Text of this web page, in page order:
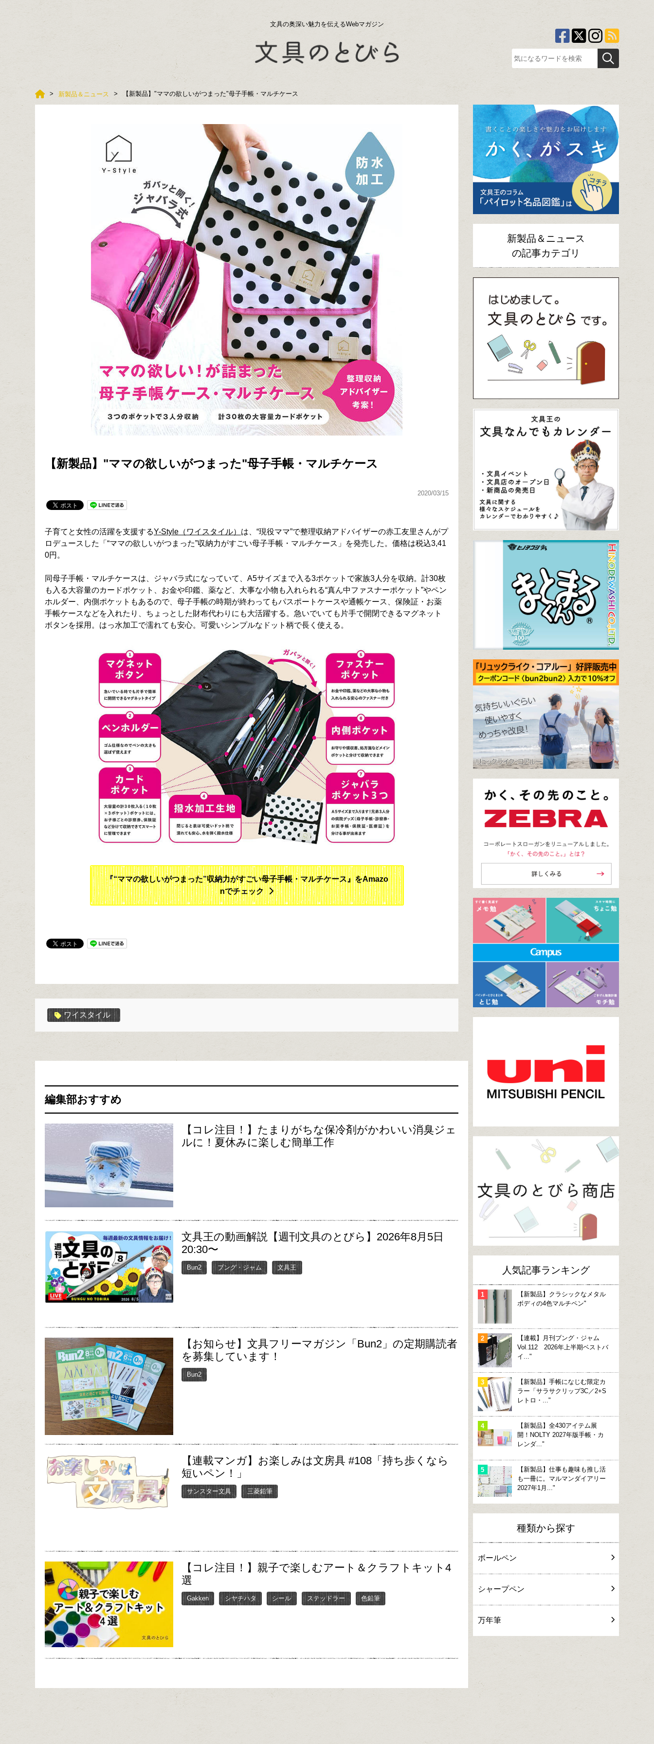
文具の奥深い魅力を伝えるWebマガジン
新製品＆ニュース 【新製品】"ママの欲しいがつまった"母子手帳・マルチケース
【新製品】"ママの欲しいがつまった"母子手帳・マルチケース
2020/03/15
子育てと女性の活躍を支援するY-Style（ワイスタイル） は、“現役ママ”で整理収納アドバイザーの赤工友里さんがプ
ロデュースした「“ママの欲しいがつまった”収納力がすごい母子手帳・マルチケース」を発売した。価格は税込3,41
0円。
同母子手帳・マルチケースは、ジャバラ式になっていて、A5サイズまで入る3ポケットで家族3人分を収納。計30枚
も入る大容量のカードポケット、お金や印鑑、薬など、大事な小物も入れられる“真ん中ファスナーポケット”やペン
ホルダー、内側ポケットもあるので、母子手帳の時期が終わってもパスポートケースや通帳ケース、保険証・お薬
手帳ケースなどを入れたり、ちょっとした財布代わりにも大活躍する。急いでいても片手で開閉できるマグネット
ボタンを採用。はっ水加工で濡れても安心。可愛いシンプルなドット柄で長く使える。
『“ママの欲しいがつまった”収納力がすごい母子手帳・マルチケース』をAmazo
nでチェック
ワイスタイル
編集部おすすめ
【コレ注目！】たまりがちな保冷剤がかわいい消臭ジェ
ルに！夏休みに楽しむ簡単工作
文具王の動画解説【週刊文具のとびら】2026年8月5日
20:30〜
Bun2 ブング・ジャム 文具王
【お知らせ】文具フリーマガジン「Bun2」の定期購読者
を募集しています！
Bun2
【連載マンガ】お楽しみは文房具 #108「持ち歩くなら
短いペン！」
サンスター文具 三菱鉛筆
【コレ注目！】親子で楽しむアート＆クラフトキット4
選
Gakken シヤチハタ シール ステッドラー 色鉛筆
新製品＆ニュース
の記事カテゴリ
人気記事ランキング
【新製品】クラシックなメタル
ボディの4色マルチペン"
【連載】月刊ブング・ジャム
Vol.112 2026年上半期ベストバ
イ..."
【新製品】手帳になじむ限定カ
ラー「サラサクリップ3C／2+S
レトロ・..."
【新製品】全430アイテム展
開！NOLTY 2027年版手帳・カ
レンダ..."
【新製品】仕事も趣味も推し活
も一冊に。マルマンダイアリー
2027年1月..."
種類から探す
ボールペン
シャープペン
万年筆